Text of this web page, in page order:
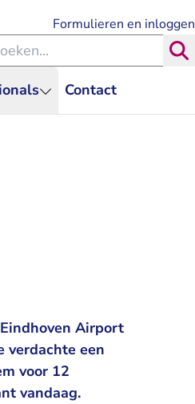
Contact
Formulieren en inloggen
binnen de Rechtspraak
Airport
verdachte een
voor 12
vandaag.